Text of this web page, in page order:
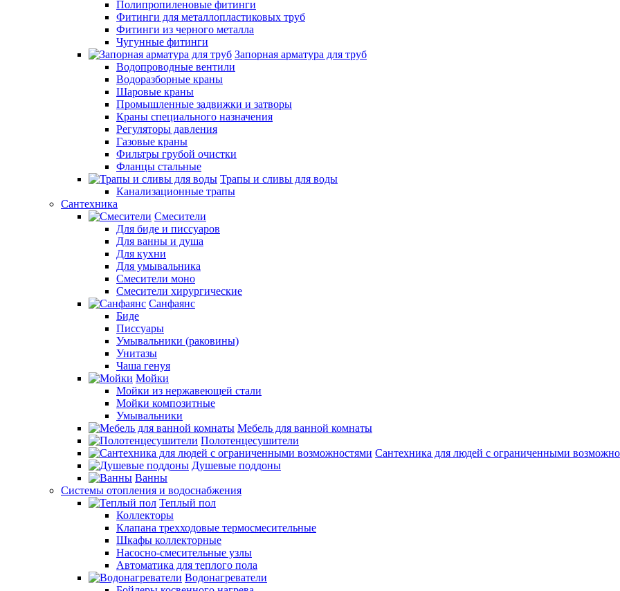
Полипропиленовые фитинги
Фитинги для металлопластиковых труб
Фитинги из черного металла
Чугунные фитинги
Запорная арматура для труб
Водопроводные вентили
Водоразборные краны
Шаровые краны
Промышленные задвижки и затворы
Краны специального назначения
Регуляторы давления
Газовые краны
Фильтры грубой очистки
Фланцы стальные
Трапы и сливы для воды
Канализационные трапы
Сантехника
Смесители
Для биде и писсуаров
Для ванны и душа
Для кухни
Для умывальника
Смесители моно
Смесители хирургические
Санфаянс
Биде
Писсуары
Умывальники (раковины)
Унитазы
Чаша генуя
Мойки
Мойки из нержавеющей стали
Мойки композитные
Умывальники
Мебель для ванной комнаты
Полотенцесушители
Сантехника для людей с ограниченными
Душевые поддоны
Ванны
Системы отопления и водоснабжения
Теплый пол
Коллекторы
Клапана трехходовые термосмесительные
Шкафы коллекторные
Насосно-смесительные узлы
Автоматика для теплого пола
Водонагреватели